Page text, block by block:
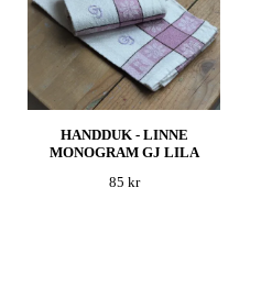
HANDDUK - LINNE
MONOGRAM GJ LILA
85 kr